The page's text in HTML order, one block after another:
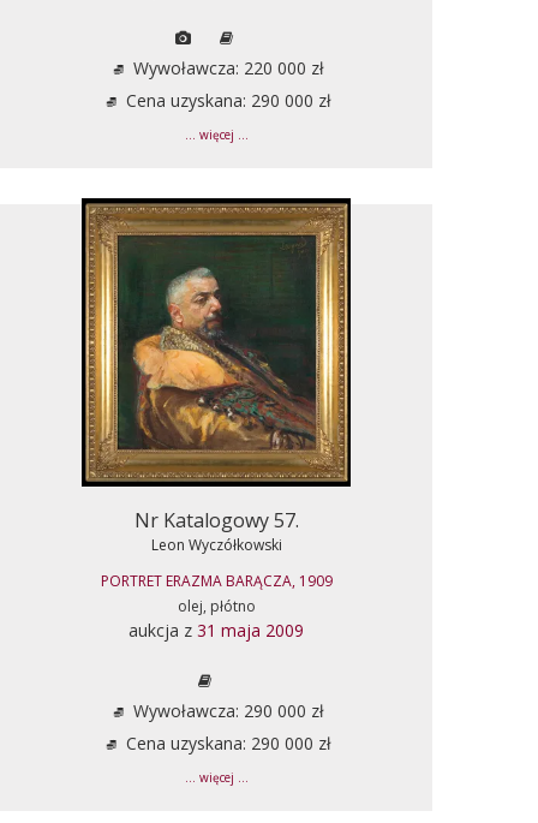
Wywoławcza: 220 000 zł
Cena uzyskana: 290 000 zł
... więcej ...
Nr Katalogowy 57.
Leon Wyczółkowski
PORTRET ERAZMA BARĄCZA, 1909
olej, płótno
aukcja z 31 maja 2009
Wywoławcza: 290 000 zł
Cena uzyskana: 290 000 zł
... więcej ...